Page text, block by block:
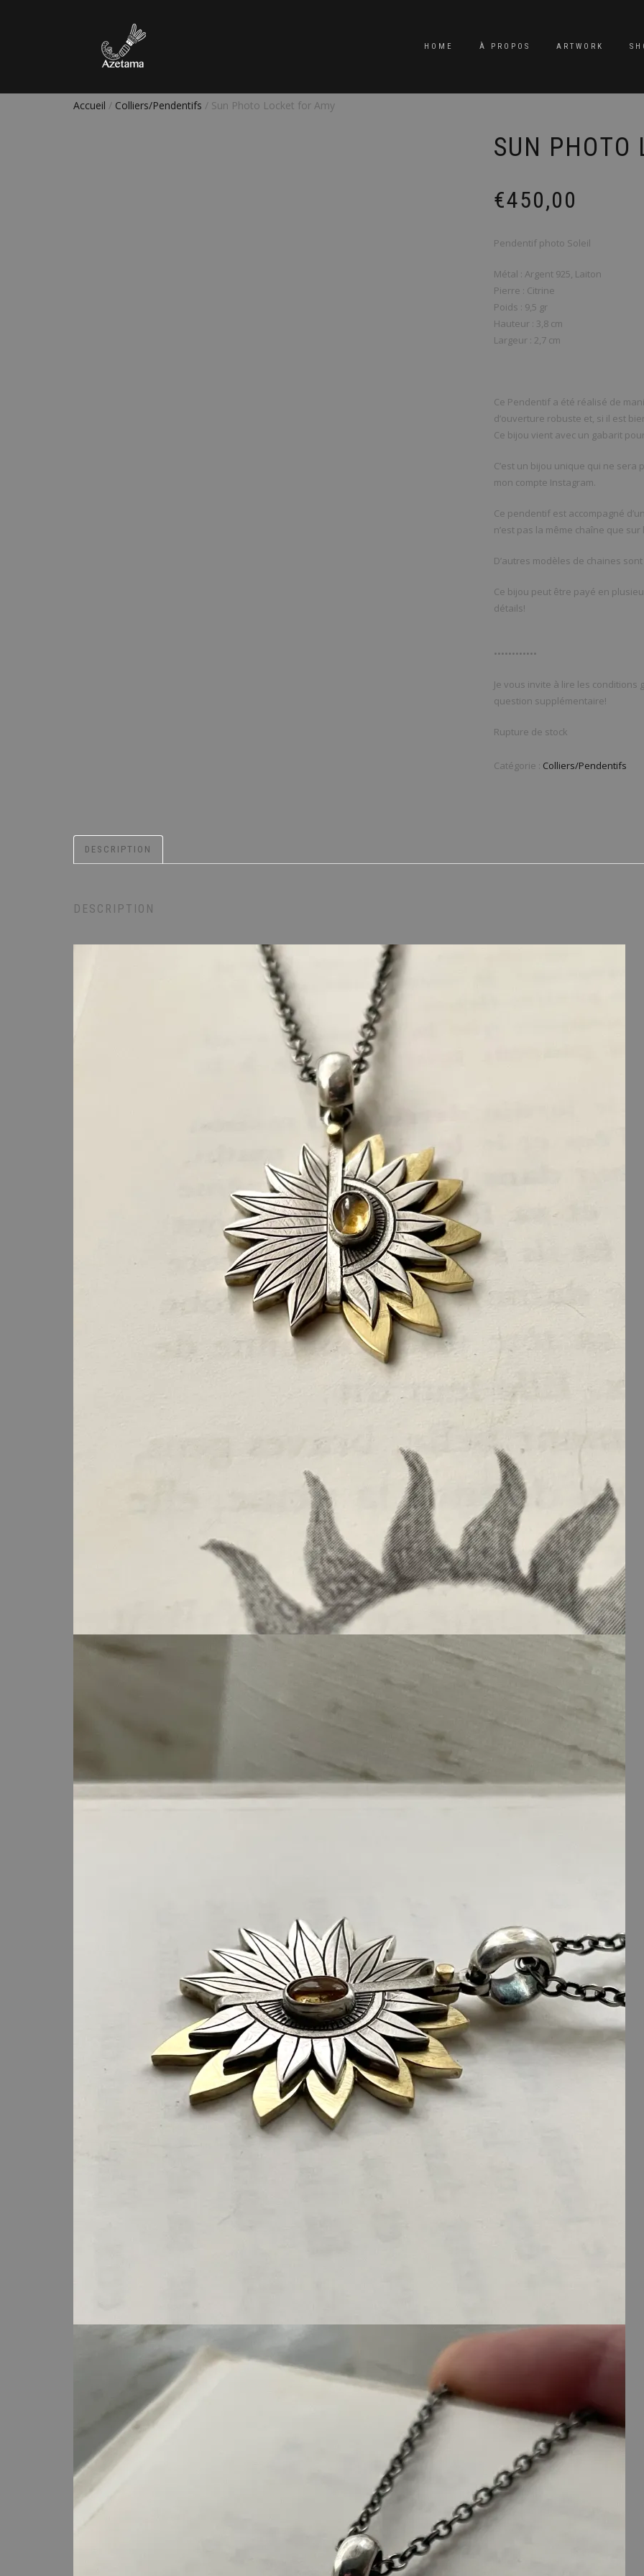
HOME À PROPOS ARTWORK
Accueil / Colliers/Pendentifs / Sun Photo Locket for Amy
SUN PHOTO
€450,00
Pendentif photo Soleil
Métal : Argent 925, Laiton
Pierre : Citrine
Poids : 9,5 gr
Hauteur : 3,8 cm
Largeur : 2,7 cm
Ce Pendentif a été réalisé de
d’ouverture robuste et, si il est
Ce bijou vient avec un gabarit
C’est un bijou unique qui ne
mon compte Instagram.
Ce pendentif est accompagné
n’est pas la même chaîne que sur
D’autres modèles de chaines
Ce bijou peut être payé en
détails!
••••••••••••
Je vous invite à lire les
question supplémentaire!
Rupture de stock
Catégorie : Colliers/Pendentifs
DESCRIPTION
DESCRIPTION